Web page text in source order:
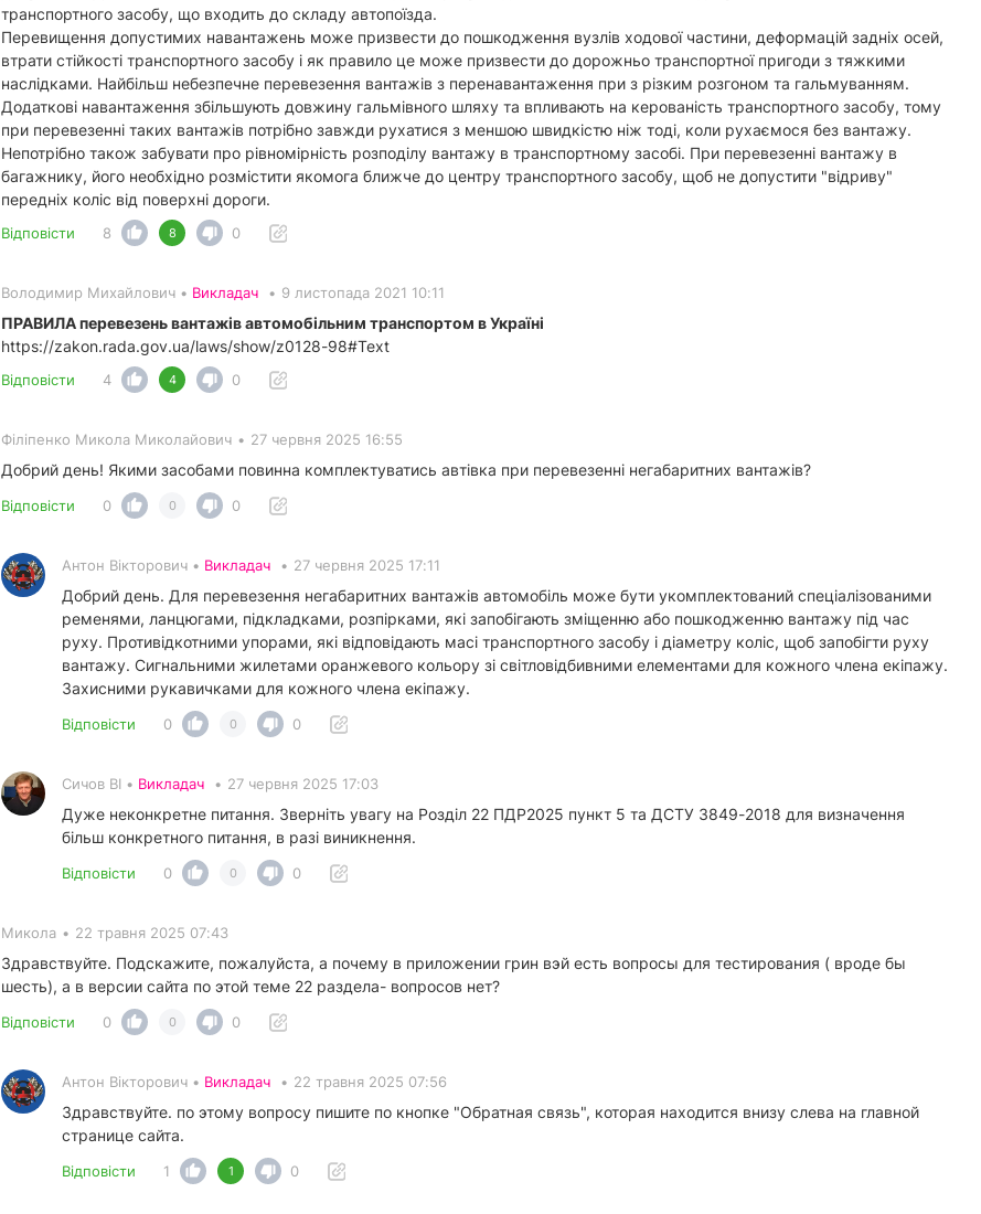
транспортного засобу, що входить до складу автопоїзда.
Перевищення допустимих навантажень може призвести до пошкодження вузлів ходової частини, деформацій задніх осей,
втрати стійкості транспортного засобу і як правило це може призвести до дорожньо транспортної пригоди з тяжкими
наслідками. Найбільш небезпечне перевезення вантажів з перенавантаження при з різким розгоном та гальмуванням.
Додаткові навантаження збільшують довжину гальмівного шляху та впливають на керованість транспортного засобу, тому
при перевезенні таких вантажів потрібно завжди рухатися з меншою швидкістю ніж тоді, коли рухаємося без вантажу.
Непотрібно також забувати про рівномірність розподілу вантажу в транспортному засобі. При перевезенні вантажу в
багажнику, його необхідно розмістити якомога ближче до центру транспортного засобу, щоб не допустити "відриву"
передніх коліс від поверхні дороги.
Відповісти 8 8 0
Володимир Михайлович • Викладач • 9 листопада 2021 10:11
ПРАВИЛА перевезень вантажів автомобільним транспортом в Україні
https://zakon.rada.gov.ua/laws/show/z0128-98#Text
Відповісти 4 4 0
Філіпенко Микола Миколайович • 27 червня 2025 16:55
Добрий день! Якими засобами повинна комплектуватись автівка при перевезенні негабаритних вантажів?
Відповісти 0 0 0
Антон Вікторович • Викладач • 27 червня 2025 17:11
Добрий день. Для перевезення негабаритних вантажів автомобіль може бути укомплектований спеціалізованими
ременями, ланцюгами, підкладками, розпірками, які запобігають зміщенню або пошкодженню вантажу під час
руху. Противідкотними упорами, які відповідають масі транспортного засобу і діаметру коліс, щоб запобігти руху
вантажу. Сигнальними жилетами оранжевого кольору зі світловідбивними елементами для кожного члена екіпажу.
Захисними рукавичками для кожного члена екіпажу.
Відповісти 0 0 0
Сичов ВІ • Викладач • 27 червня 2025 17:03
Дуже неконкретне питання. Зверніть увагу на Розділ 22 ПДР2025 пункт 5 та ДСТУ 3849-2018 для визначення
більш конкретного питання, в разі виникнення.
Відповісти 0 0 0
Микола • 22 травня 2025 07:43
Здравствуйте. Подскажите, пожалуйста, а почему в приложении грин вэй есть вопросы для тестирования ( вроде бы
шесть), а в версии сайта по этой теме 22 раздела- вопросов нет?
Відповісти 0 0 0
Антон Вікторович • Викладач • 22 травня 2025 07:56
Здравствуйте. по этому вопросу пишите по кнопке "Обратная связь", которая находится внизу слева на главной
странице сайта.
Відповісти 1 1 0